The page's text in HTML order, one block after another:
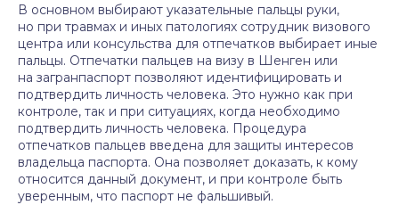
В основном выбирают указательные пальцы руки,
но при травмах и иных патологиях сотрудник визового
центра или консульства для отпечатков выбирает иные
пальцы. Отпечатки пальцев на визу в Шенген или
на загранпаспорт позволяют идентифицировать и
подтвердить личность человека. Это нужно как при
контроле, так и при ситуациях, когда необходимо
подтвердить личность человека. Процедура
отпечатков пальцев введена для защиты интересов
владельца паспорта. Она позволяет доказать, к кому
относится данный документ, и при контроле быть
уверенным, что паспорт не фальшивый.